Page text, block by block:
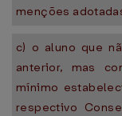
menções
c) o aluno que
anterior, mas
mínimo
respectivo